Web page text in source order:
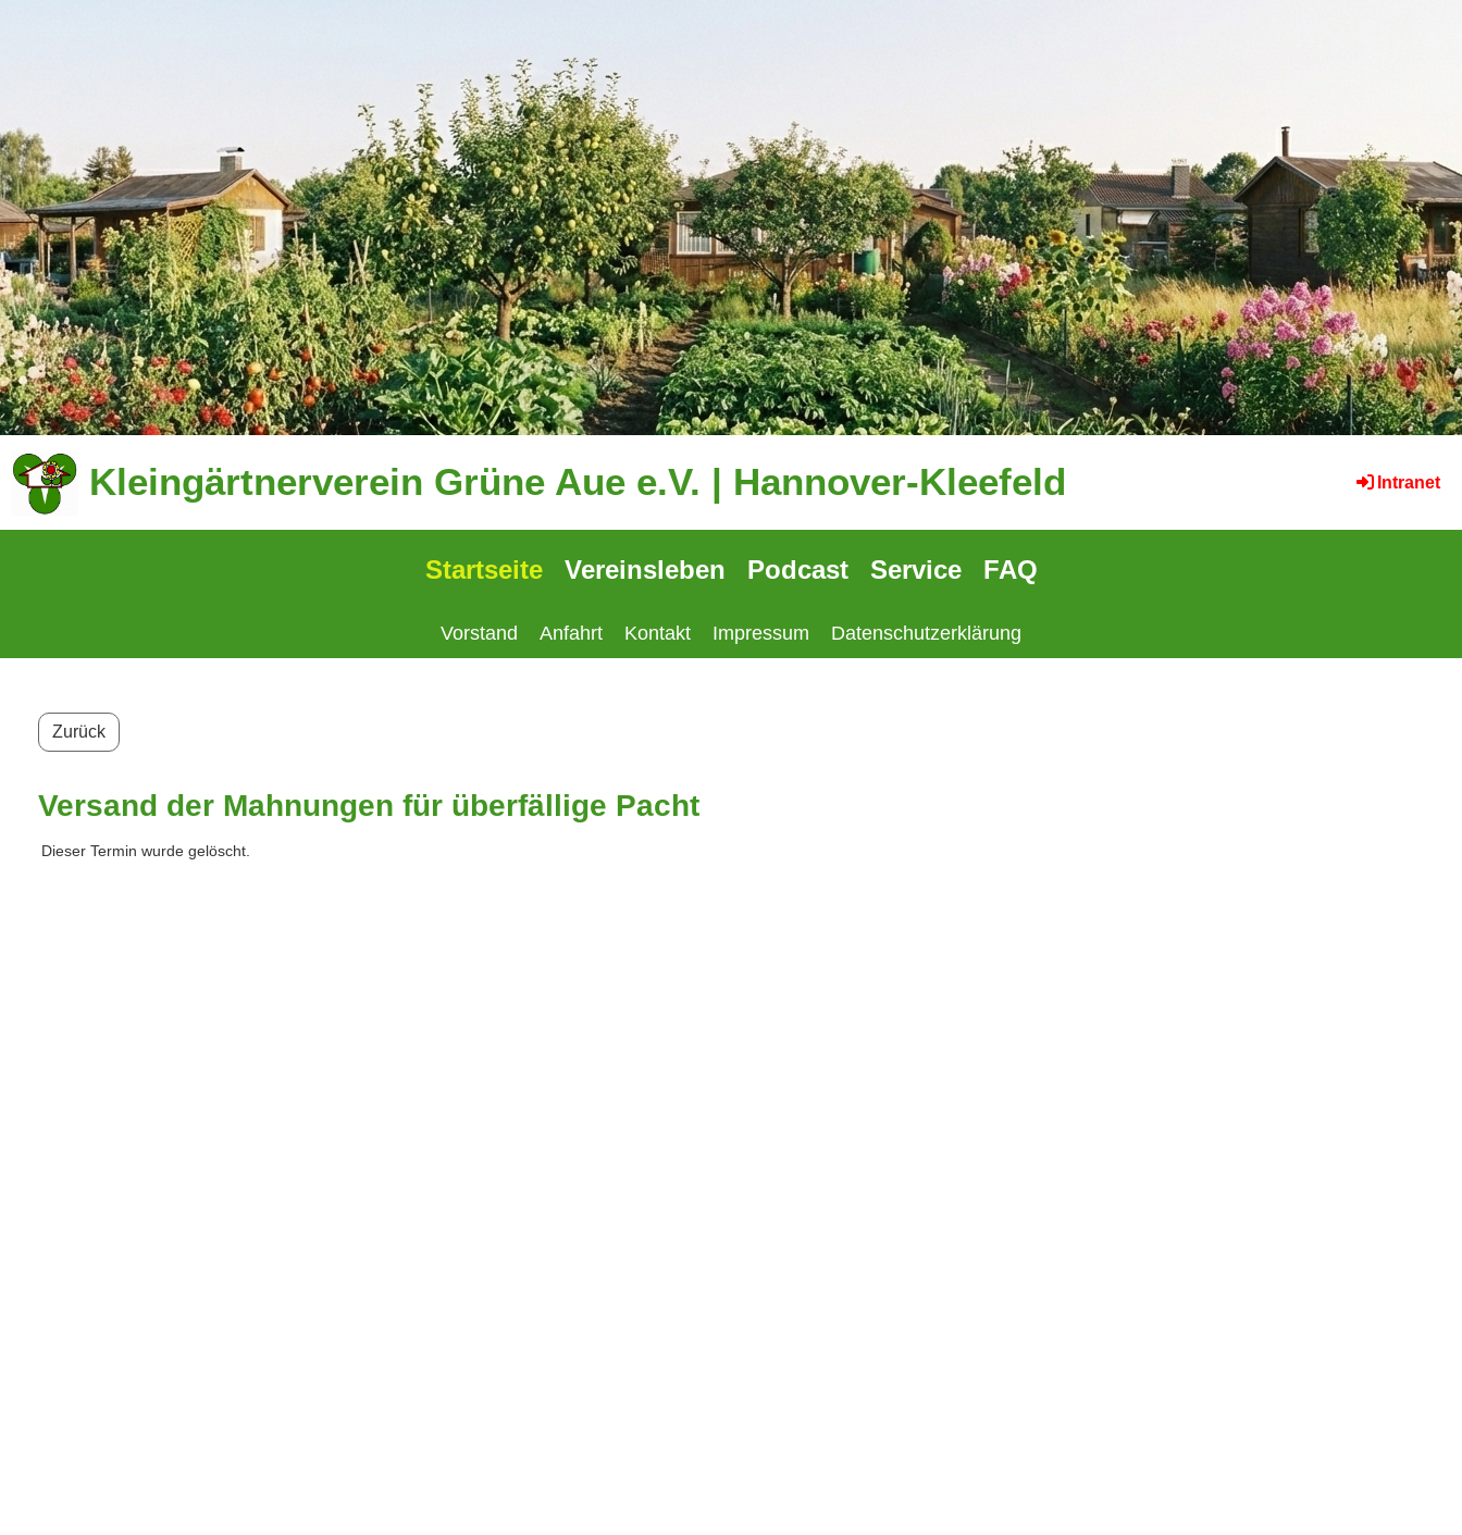
Kleingärtnerverein Grüne Aue e.V. | Hannover-Kleefeld Intranet
Startseite Vereinsleben Podcast Service FAQ
Vorstand Anfahrt Kontakt Impressum Datenschutzerklärung
Zurück
Versand der Mahnungen für überfällige Pacht
Dieser Termin wurde gelöscht.